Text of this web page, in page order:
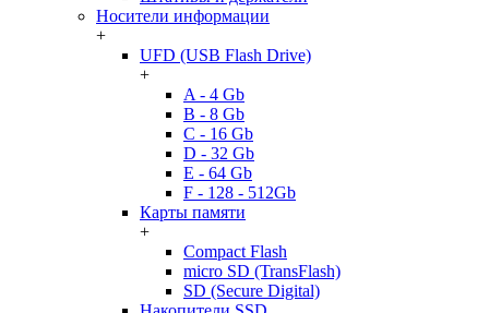
Носители информации
+
UFD (USB Flash Drive)
+
A - 4 Gb
B - 8 Gb
C - 16 Gb
D - 32 Gb
E - 64 Gb
F - 128 - 512Gb
Карты памяти
+
Compact Flash
micro SD (TransFlash)
SD (Secure Digital)